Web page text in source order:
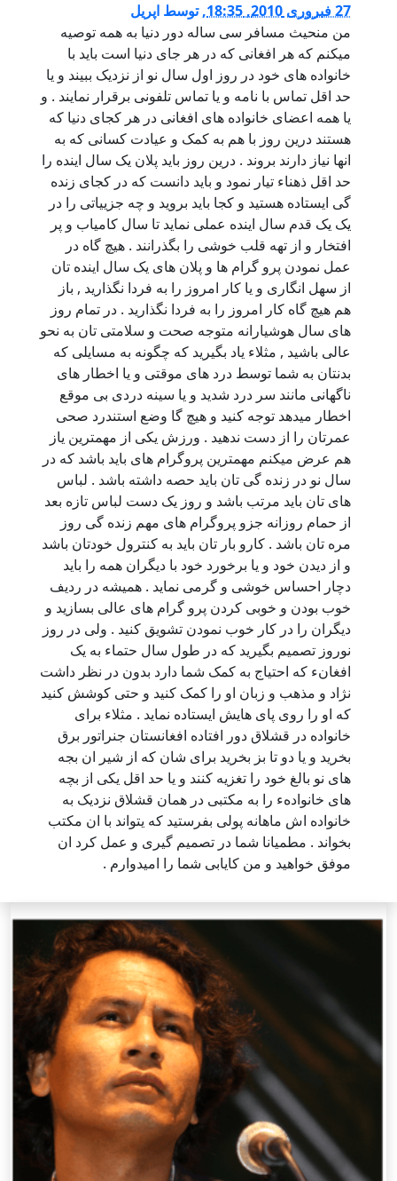
27 فبروری 2010, 18:35 ,توسط اپریل
من منحیث مسافر سی ساله دور دنیا به همه توصیه
میکنم که هر افغانی که در هر جای دنیا است باید با
خانواده های خود در روز اول سال نو از نزدیک ببیند و یا
حد اقل تماس با نامه و یا تماس تلفونی برقرار نمایند . و
یا همه اعضای خانواده های افغانی در هر کجای دنیا که
هستند درین روز با هم به کمک و عیادت کسانی که به
انها نیاز دارند بروند . درین روز باید پلان یک سال اینده را
حد اقل ذهناء تیار نمود و باید دانست که در کجای زنده
گی ایستاده هستید و کجا باید بروید و چه جزییاتی را در
یک یک قدم سال اینده عملی نماید تا سال کامیاب و پر
افتخار و از تهه قلب خوشی را بگذرانند . هیچ گاه در
عمل نمودن پرو گرام ها و پلان های یک سال اینده تان
از سهل انگاری و یا کار امروز را به فردا نگذارید , باز
هم هیچ گاه کار امروز را به فردا نگذارید . در تمام روز
های سال هوشیارانه متوجه صحت و سلامتی تان به نحو
عالی باشید , مثلاء یاد بگیرید که چگونه به مسایلی که
بدنتان به شما توسط درد های موقتی و یا اخطار های
ناگهانی مانند سر درد شدید و یا سینه دردی بی موقع
اخطار میدهد توجه کنید و هیچ گا وضع استندرد صحی
عمرتان را از دست ندهید . ورزش یکی از مهمترین یاز
هم عرض میکنم مهمترین پروگرام های باید باشد که در
سال نو در زنده گی تان باید حصه داشته باشد . لباس
های تان باید مرتب باشد و روز یک دست لباس تازه بعد
از حمام روزانه جزو پروگرام های مهم زنده گی روز
مره تان باشد . کارو بار تان باید به کنترول خودتان باشد
و از دیدن خود و یا برخورد خود با دیگران همه را باید
دچار احساس خوشی و گرمی نماید . همیشه در ردیف
خوب بودن و خوبی کردن پرو گرام های عالی بسازید و
دیگران را در کار خوب نمودن تشویق کنید . ولی در روز
نوروز تصمیم بگیرید که در طول سال حتماء به یک
افغانء که احتیاج به کمک شما دارد بدون در نظر داشت
نژاد و مذهب و زبان او را کمک کنید و حتی کوشش کنید
که او را روی پای هایش ایستاده نماید . مثلاء برای
خانواده در قشلاق دور افتاده افغانستان جنراتور برق
بخرید و یا دو تا بز بخرید برای شان که از شیر ان بجه
های نو بالغ خود را تغزیه کنند و یا حد اقل یکی از بچه
های خانوادهء را به مکتبی در همان قشلاق نزدیک به
خانواده اش ماهانه پولی بفرستید که یتواند با ان مکتب
بخواند . مطمیانا شما در تصمیم گیری و عمل کرد ان
موفق خواهید و من کایابی شما را امیدوارم .